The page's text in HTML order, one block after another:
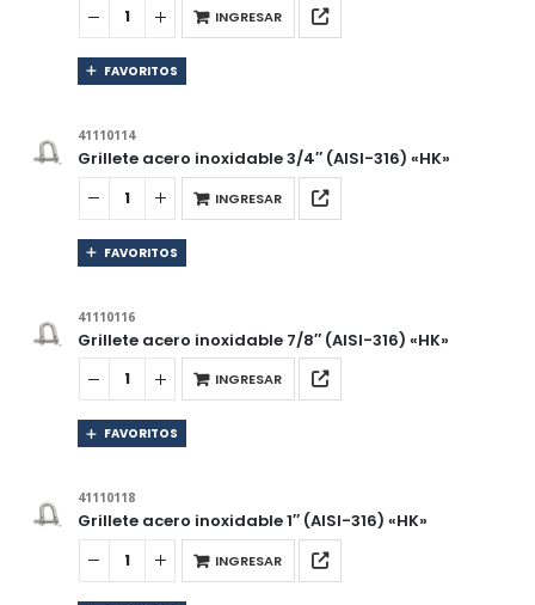
INGRESAR
FAVORITOS
41110114
Grillete acero inoxidable 3/4″ (AISI-316) «HK»
INGRESAR
FAVORITOS
41110116
Grillete acero inoxidable 7/8″ (AISI-316) «HK»
INGRESAR
FAVORITOS
41110118
Grillete acero inoxidable 1″ (AISI-316) «HK»
INGRESAR